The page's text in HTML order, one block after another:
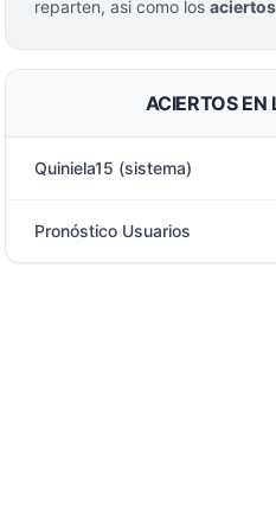
reparten, asi como los aciertos
ACIERTOS EN
Quiniela15 (sistema)
Pronóstico Usuarios